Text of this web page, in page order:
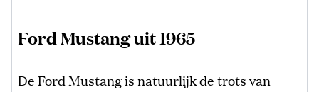
Ford Mustang uit 1965
De Ford Mustang is natuurlijk de trots van